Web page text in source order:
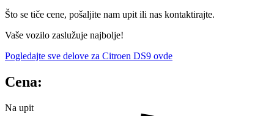
Što se tiče cene, pošaljite nam upit ili nas kontaktirajte.
Vaše vozilo zaslužuje najbolje!
Pogledajte sve delove za Citroen DS9 ovde
Cena:
Na upit